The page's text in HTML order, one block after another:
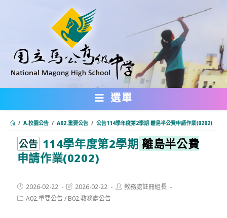
內
選單
/ A.校園公告 / A02.重要公告 / 公告114學年度第2學期 離島半公費申請作業(0202)
公告 114學年度第2學期 離島半公費
申請作業(0202)
Post
published:
2026-02-22
Post
modified:
2026-02-22
Post教務處註冊組長
PostA02.重要公告/ B02.教務處公告